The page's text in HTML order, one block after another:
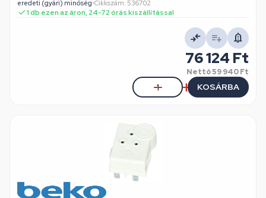
eredeti (gyári) minőség•Cikkszám: 536702
1 db ezen az áron, 24-72 órás kiszállítással
76 124 Ft
Nettó59 940 Ft
KOSÁRBA